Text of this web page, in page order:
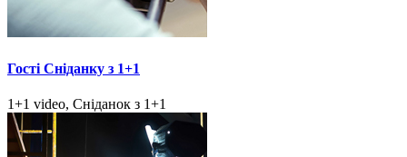
Гості Сніданку з 1+1
1+1 video, Сніданок з 1+1